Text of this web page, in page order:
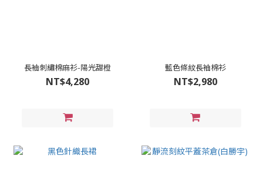
長袖刺繡棉麻衫-陽光甜橙
NT$4,280
藍色條紋長袖棉衫
NT$2,980